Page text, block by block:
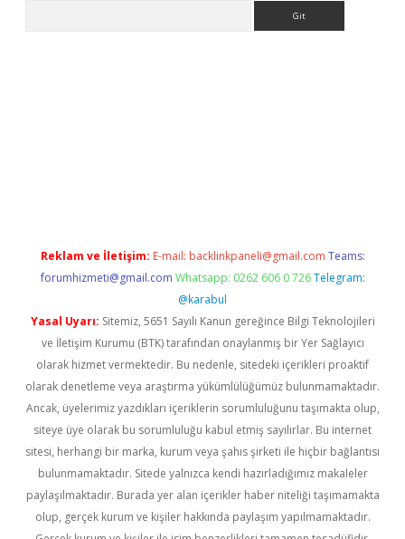
Reklam ve İletişim: E-mail: backlinkpaneli@gmail.com Teams:
forumhizmeti@gmail.com Whatsapp: 0262 606 0 726 Telegram:
@karabul
Yasal Uyarı: Sitemiz, 5651 Sayılı Kanun gereğince Bilgi Teknolojileri
ve İletişim Kurumu (BTK) tarafından onaylanmış bir Yer Sağlayıcı
olarak hizmet vermektedir. Bu nedenle, sitedeki içerikleri proaktif
olarak denetleme veya araştırma yükümlülüğümüz bulunmamaktadır.
Ancak, üyelerimiz yazdıkları içeriklerin sorumluluğunu taşımakta olup,
siteye üye olarak bu sorumluluğu kabul etmiş sayılırlar. Bu internet
sitesi, herhangi bir marka, kurum veya şahıs şirketi ile hiçbir bağlantısı
bulunmamaktadır. Sitede yalnızca kendi hazırladığımız makaleler
paylaşılmaktadır. Burada yer alan içerikler haber niteliği taşımamakta
olup, gerçek kurum ve kişiler hakkında paylaşım yapılmamaktadır.